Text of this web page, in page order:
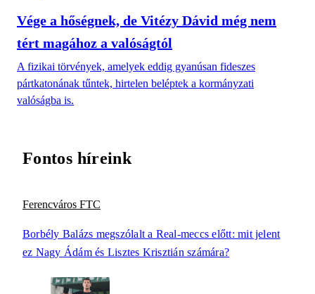
Vége a hőségnek, de Vitézy Dávid még nem
tért magához a valóságtól
A fizikai törvények, amelyek eddig gyanúsan fideszes
pártkatonának tűntek, hirtelen beléptek a kormányzati
valóságba is.
Fontos híreink
Ferencváros FTC
Borbély Balázs megszólalt a Real-meccs előtt: mit jelent
ez Nagy Ádám és Lisztes Krisztián számára?